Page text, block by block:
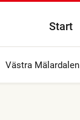
Start
Västra Mälardalen